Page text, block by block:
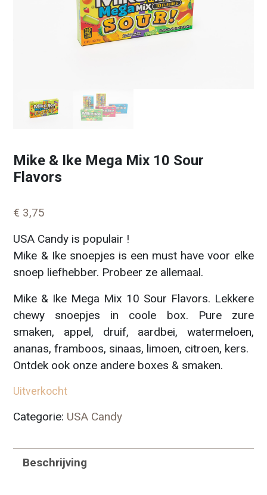
Mike & Ike Mega Mix 10 Sour
Flavors
€ 3,75
USA Candy is populair !
Mike & Ike snoepjes is een must have voor elke
snoep liefhebber. Probeer ze allemaal.
Mike & Ike Mega Mix 10 Sour Flavors. Lekkere
chewy snoepjes in coole box. Pure zure
smaken, appel, druif, aardbei, watermeloen,
ananas, framboos, sinaas, limoen, citroen, kers.
Ontdek ook onze andere boxes & smaken.
Uitverkocht
Categorie: USA Candy
Beschrijving